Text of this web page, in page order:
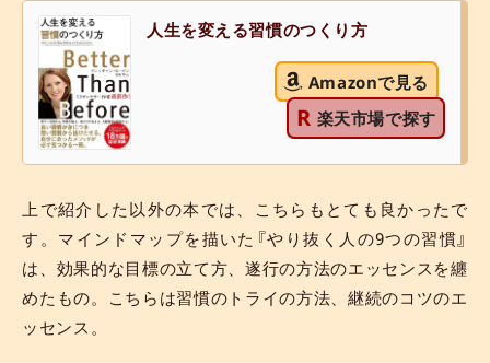
人生を変える習慣のつくり方
Amazonで見る
R 楽天市場で探す
上で紹介した以外の本では、こちらもとても良かったで
す。マインドマップを描いた『やり抜く人の9つの習慣』
は、効果的な目標の立て方、遂行の方法のエッセンスを纏
めたもの。こちらは習慣のトライの方法、継続のコツのエ
ッセンス。